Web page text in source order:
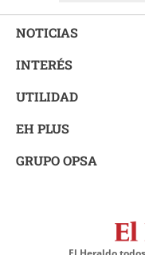
NOTICIAS
INTERÉS
UTILIDAD
EH PLUS
GRUPO OPSA